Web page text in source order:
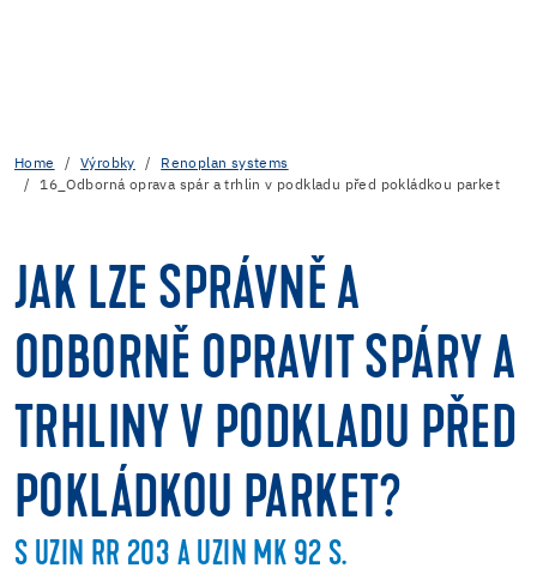
Home Výrobky
Renoplan systems
16_Odborná oprava spár a trhlin v podkladu před pokládkou parket
JAK LZE SPRÁVNĚ A
ODBORNĚ OPRAVIT SPÁRY A
TRHLINY V PODKLADU PŘED
POKLÁDKOU PARKET?
S UZIN RR 203 A UZIN MK 92 S.